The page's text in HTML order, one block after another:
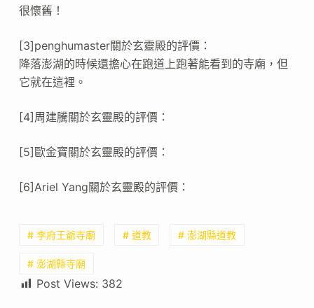
很懷舊！
[3]penghumaster關於玄靈殿的評價：
降落澎湖的時候還擔心在跑道上跑著能看到的寺廟，但
它就在這裡。
[4]周建騰關於玄靈殿的評價：
[5]歐金寶關於玄靈殿的評價：
[6]Ariel Yang關於玄靈殿的評價：
# 李府王爺寺廟 # 道教 # 澎湖縣道教
# 澎湖縣寺廟
Post Views: 382